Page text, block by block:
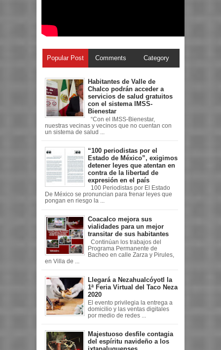
Popular Post Comments Category
Habitantes de Valle de
Chalco podrán acceder a
servicios de salud gratuitos
con el sistema IMSS-
Bienestar
“Con el IMSS-Bienestar,
nuestras vecinas y vecinos que no cuentan con
un sistema de salud ...
“100 periodistas por el
Estado de México”, exigimos
detener leyes que atentan en
contra de la libertad de
expresión en el país
100 Periodistas por El Estado
De México se pronuncian para frenar leyes que
pongan en riesgo la ...
Coacalco mejora sus
vialidades para un mejor
transitar de sus habitantes
Continúan los trabajos del
Programa Permanente de
Bacheo en calle Zarza y Pirules,
en Villa de ...
Llegará a Nezahualcóyotl la
1ª Feria Virtual del Taco Neza
2020
El evento privilegia la entrega a
domicilio y las ventas digitales
por medio de redes ...
Majestuoso desfile contagia
del espíritu navideño a los